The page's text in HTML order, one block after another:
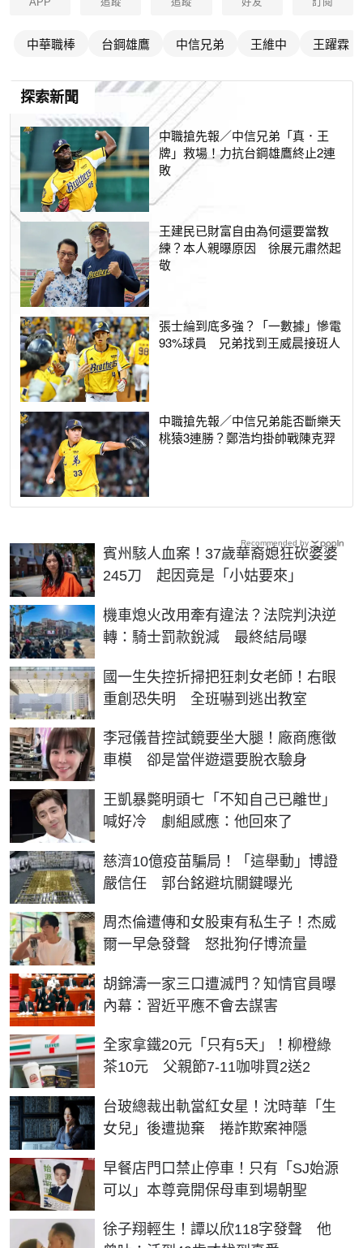
APP 追蹤 追蹤 好友 訂閱
中華職棒 台鋼雄鷹 中信兄弟 王維中 王躍霖
探索新聞
中職搶先報／中信兄弟「真．王
牌」救場！力抗台鋼雄鷹終止2連
敗
王建民已財富自由為何還要當教
練？本人親曝原因 徐展元肅然起
敬
張士綸到底多強？「一數據」慘電
93%球員 兄弟找到王威晨接班人
中職搶先報／中信兄弟能否斷樂天
桃猿3連勝？鄭浩均掛帥戰陳克羿
賓州駭人血案！37歲華裔媳狂砍婆婆
245刀 起因竟是「小姑要來」
機車熄火改用牽有違法？法院判決逆
轉：騎士罰款銳減 最終結局曝
國一生失控折掃把狂刺女老師！右眼
重創恐失明 全班嚇到逃出教室
李冠儀昔控試鏡要坐大腿！廠商應徵
車模 卻是當伴遊還要脫衣驗身
王凱暴斃明頭七「不知自己已離世」
喊好冷 劇組感應：他回來了
慈濟10億疫苗騙局！「這舉動」博證
嚴信任 郭台銘避坑關鍵曝光
周杰倫遭傳和女股東有私生子！杰威
爾一早急發聲 怒批狗仔博流量
胡錦濤一家三口遭滅門？知情官員曝
內幕：習近平應不會去謀害
全家拿鐵20元「只有5天」！柳橙綠
茶10元 父親節7-11咖啡買2送2
台玻總裁出軌當紅女星！沈時華「生
女兒」後遭拋棄 捲詐欺案神隱
早餐店門口禁止停車！只有「SJ始源
可以」本尊竟開保母車到場朝聖
徐子翔輕生！譚以欣118字發聲 他
Recommended by